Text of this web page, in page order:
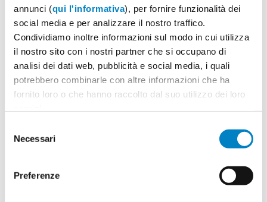
annunci (qui l'informativa), per fornire funzionalità dei
social media e per analizzare il nostro traffico.
Condividiamo inoltre informazioni sul modo in cui utilizza
il nostro sito con i nostri partner che si occupano di
analisi dei dati web, pubblicità e social media, i quali
potrebbero combinarle con altre informazioni che ha
fornito loro o che hanno raccolto dal suo utilizzo dei loro
delNecessari
Preferenze
2 Quantità
Minimo: 100
Vuoi caricare il tuo logo o grafica adesso? Potrai